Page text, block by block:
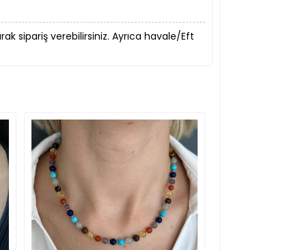
sipariş verebilirsiniz. Ayrıca havale/Eft